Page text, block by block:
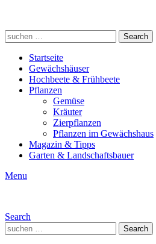
Search
for:
Search
Startseite
Gewächshäuser
Hochbeete & Frühbeete
Pflanzen
Gemüse
Kräuter
Zierpflanzen
Pflanzen im Gewächshaus
Magazin & Tipps
Garten & Landschaftsbauer
Menu
Search
Search
for:
Search